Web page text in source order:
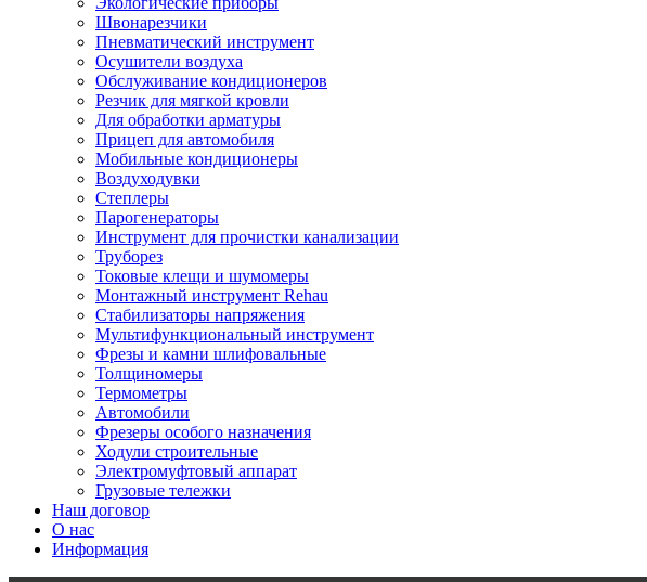
Швонарезчики
Пневматический инструмент
Осушители воздуха
Обслуживание кондиционеров
Резчик для мягкой кровли
Для обработки арматуры
Прицеп для автомобиля
Мобильные кондиционеры
Воздуходувки
Степлеры
Парогенераторы
Инструмент для прочистки канализации
Труборез
Токовые клещи и шумомеры
Монтажный инструмент Rehau
Стабилизаторы напряжения
Мультифункциональный инструмент
Фрезы и камни шлифовальные
Толщиномеры
Термометры
Автомобили
Фрезеры особого назначения
Ходули строительные
Электромуфтовый аппарат
Грузовые тележки
Наш договор
О нас
Информация